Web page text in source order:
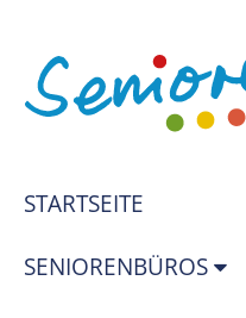
STARTSEITE
SENIORENBÜROS